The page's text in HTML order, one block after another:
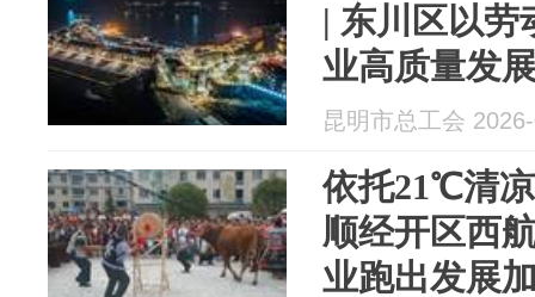
| 东川区以劳
业高质量发
昆明市总工会
依托21℃清
顺经开区西
业跑出发展